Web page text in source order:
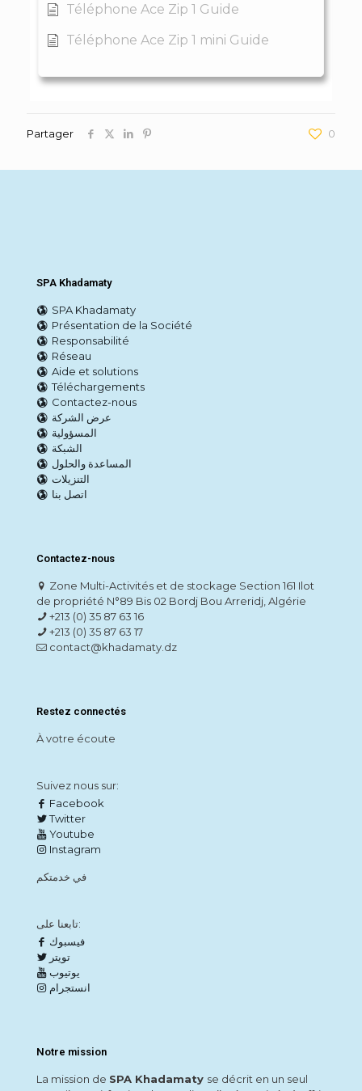
Téléphone Ace Zip 1 Guide
Téléphone Ace Zip 1 mini Guide
Partager 0
SPA Khadamaty
SPA Khadamaty
Présentation de la Société
Responsabilité
Réseau
Aide et solutions
Téléchargements
Contactez-nous
عرض الشركة
المسؤولية
الشبكة
المساعدة والحلول
التنزيلات
اتصل بنا
Contactez-nous
Zone Multi-Activités et de stockage Section 161 Ilot
de propriété N°89 Bis 02 Bordj Bou Arreridj, Algérie
+213 (0) 35 87 63 16
+213 (0) 35 87 63 17
contact@khadamaty.dz
Restez connectés
À votre écoute
Suivez nous sur:
Facebook
Twitter
Youtube
Instagram
في خدمتكم
تابعنا على:
فيسبوك
تويتر
يوتيوب
انستجرام
Notre mission
La mission de SPA Khadamaty se décrit en un seul